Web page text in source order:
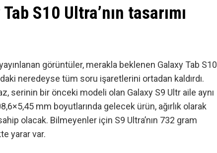
S10 Ultra’nın tasarımı
görüntüler, merakla beklenen Galaxy Tab S10
neredeyse tüm soru işaretlerini ortadan kaldırdı.
serinin bir önceki modeli olan Galaxy S9 Ultr aile aynı
mm boyutlarında gelecek ürün, ağırlık olarak
olacak. Bilmeyenler için S9 Ultra’nın 732 gram
yarar var.